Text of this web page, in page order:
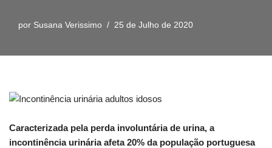
por Susana Verissimo 25 de Julho de 2020
Caracterizada pela perda involuntária de urina, a
incontinência urinária afeta 20% da população portuguesa